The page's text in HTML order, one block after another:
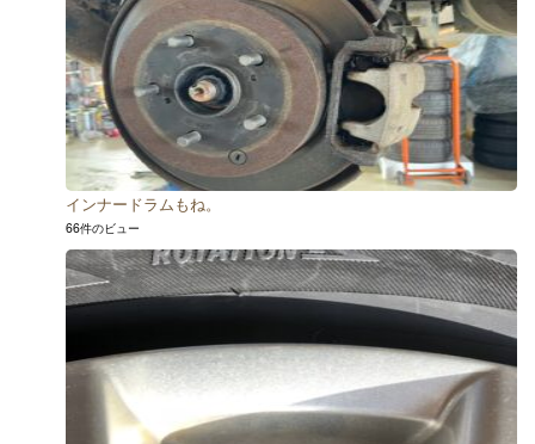
インナードラムもね。
66件のビュー